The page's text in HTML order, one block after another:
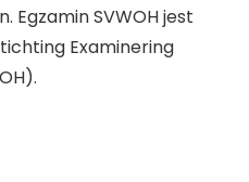
Egzamin SVWOH jest
Examinering